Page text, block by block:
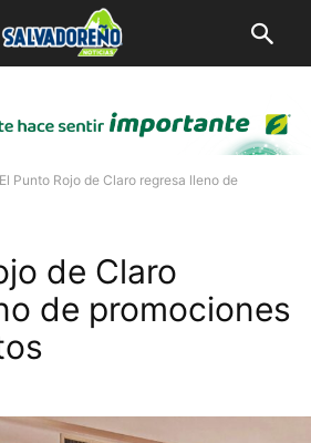
El Punto Rojo de Claro regresa lleno de
de Claro
de promociones